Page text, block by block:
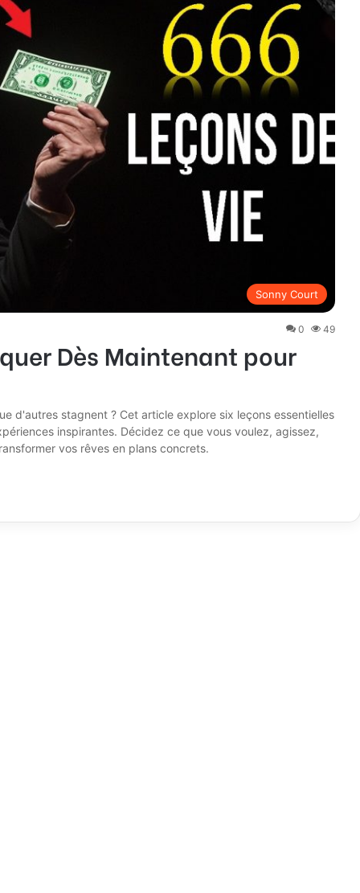
Sonny Court
0 49
Dès Maintenant pour
d'autres stagnent ? Cet article explore six leçons essentielles
inspirantes. Décidez ce que vous voulez, agissez,
vos rêves en plans concrets.